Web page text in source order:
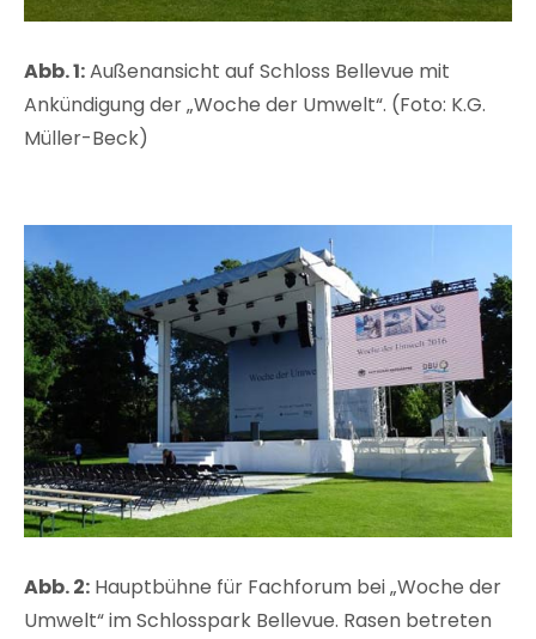
Abb. 1:Außenansicht auf Schloss Bellevue mit
Ankündigung der „Woche der Umwelt“. (Foto: K.G.
Müller-Beck)
Abb. 2: Hauptbühne für Fachforum bei „Woche der
Umwelt“ im Schlosspark Bellevue. Rasen betreten